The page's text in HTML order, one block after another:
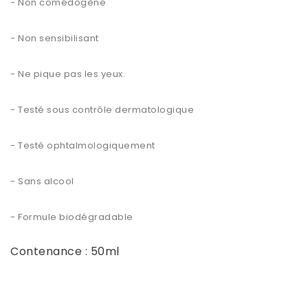
- Non sensibilisant
- Ne pique pas les yeux.
- Testé sous contrôle dermatologique
- Testé ophtalmologiquement
- Sans alcool
- Formule biodégradable
Contenance : 50ml